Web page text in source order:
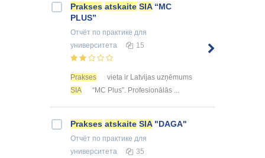
Prakses atskaite SIA“MC
PLUS”
Отчёт по практике для
университета
15
Prakses
vieta ir Latvijas uzņēmums
SIA
“MC Plus”. Profesionālās ...
Prakses atskaite SIA"DAGA"
Отчёт по практике для
университета
35